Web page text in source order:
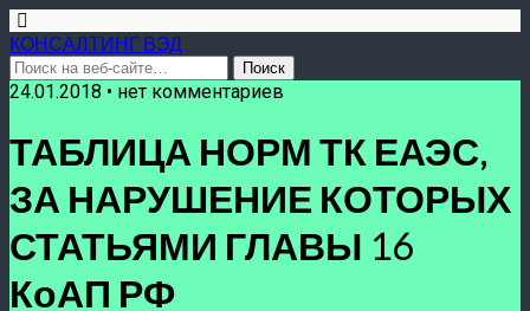
КОНСАЛТИНГ ВЭД
24.01.2018 • нет комментариев
ТАБЛИЦА НОРМ ТК ЕАЭС,
ЗА НАРУШЕНИЕ КОТОРЫХ
СТАТЬЯМИ ГЛАВЫ 16
КоАП РФ